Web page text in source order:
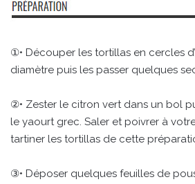
①• Découper les tortillas en cercles
diamètre puis les passer quelques
②• Zester le citron vert dans un bol
le yaourt grec. Saler et poivrer à
tartiner les tortillas de cette
③• Déposer quelques feuilles de